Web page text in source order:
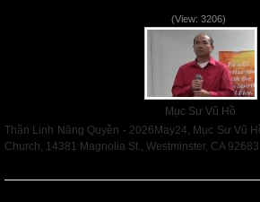
(View: 3206)
Mục Sư Vũ Hồ
Thần Linh Năng Quyền - 2026May24, Mục Sư Vũ
Church, 14381 Magnolia St., Westminster, CA 92683